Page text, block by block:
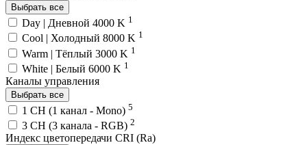
Выбрать все
Day | Дневной 4000 K 1
Cool | Холодный 8000 K 1
Warm | Тёплый 3000 K 1
White | Белый 6000 K 1
Каналы управления
Выбрать все
1 CH (1 канал - Mono) 5
3 CH (3 канала - RGB) 2
Индекс цветопередачи CRI (Ra)